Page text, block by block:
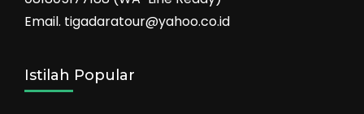
Email. tigadaratour@yahoo.co.id
Istilah Popular